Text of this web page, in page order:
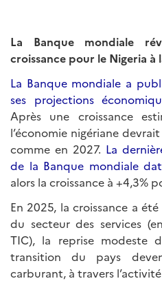
La Banque mondiale
croissance pour le Nigeria à
La Banque mondiale a
ses projections
Après une croissance
l’économie nigériane
comme en 2027. La
de la Banque mondiale
alors la croissance à +4,3%
En 2025, la croissance a
du secteur des services
TIC), la reprise modeste
transition du pays
carburant, à travers